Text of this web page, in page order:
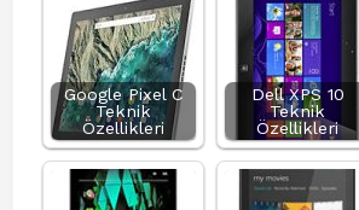
Google Pixel C
Teknik
Özellikleri
Dell XPS 10
Teknik
Özellikleri